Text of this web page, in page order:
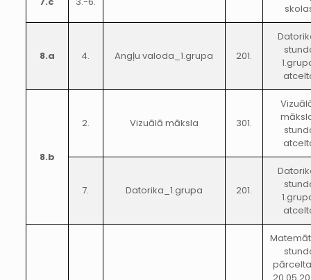
8.a 4. Angļu valoda_1.grupa 201.
8.b
2. Vizuālā māksla 301.
7. Datorika_1.grupa 201.